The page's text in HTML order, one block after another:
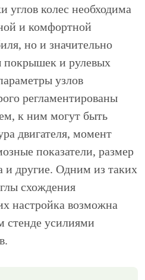
углов колес необходима
и комфортной
но и значительно
покрышек и рулевых
узлов
регламентированы
к ним могут быть
двигателя, момент
показатели, размер
и другие. Одним из таких
схождения
настройка возможна
стенде усилиями